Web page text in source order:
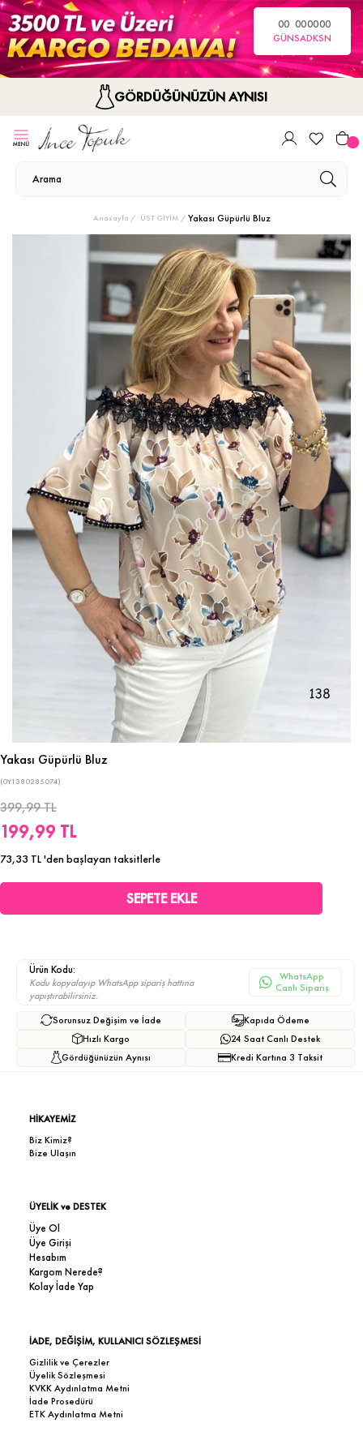
00
GÜN
00
SA
00
DK
00
SN
GÖRDÜĞÜNÜZÜN AYNISI
Anasayfa ÜST GİYİM Yakası Güpürlü Bluz
Yakası Güpürlü Bluz
(0Y1380285074)
399,99 TL
199,99 TL
73,33 TL'den başlayan taksitlerle
Ürün Kodu:
Kodu kopyalayıp WhatsApp sipariş hattına
yapıştırabilirsiniz.
WhatsApp
Canlı Sipariş
Sorunsuz Değişim ve İade
Hızlı Kargo
Gördüğünüzün Aynısı
Kapıda Ödeme
24 Saat Canlı Destek
Kredi Kartına 3 Taksit
HİKAYEMİZ
Biz Kimiz?
Bize Ulaşın
ÜYELİK ve DESTEK
Üye Ol
Üye Girişi
Hesabım
Kargom Nerede?
Kolay İade Yap
İADE, DEĞİŞİM, KULLANICI SÖZLEŞMESİ
Gizlilik ve Çerezler
Üyelik Sözleşmesi
KVKK Aydınlatma Metni
İade Prosedürü
ETK Aydınlatma Metni